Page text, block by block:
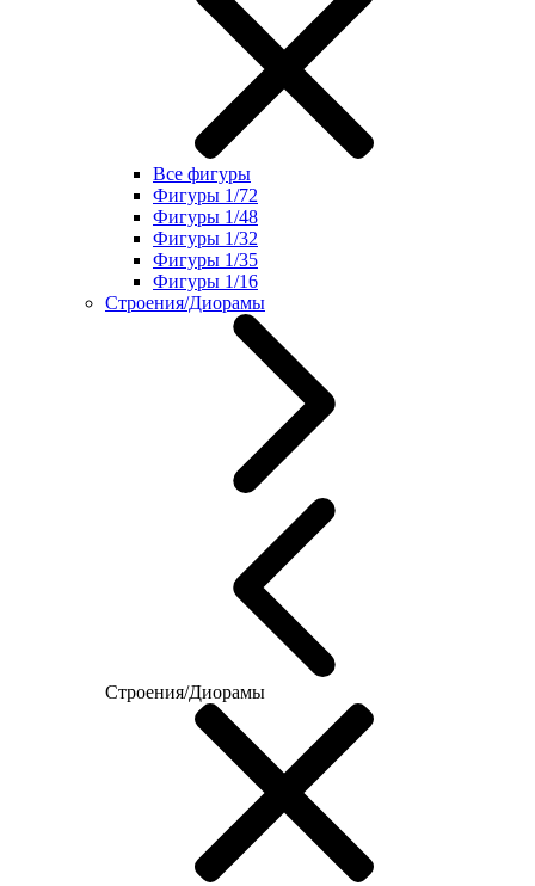
Все фигуры
Фигуры 1/72
Фигуры 1/48
Фигуры 1/32
Фигуры 1/35
Фигуры 1/16
Строения/Диорамы
Строения/Диорамы